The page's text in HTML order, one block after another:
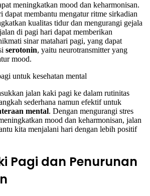
meningkatkan mood dan keharmonisan.
membantu mengatur ritme sirkadian
kualitas tidur dan mengurangi gejala
di pagi hari dapat memberikan
sinar matahari pagi, yang dapat
serotonin, yaitu neurotransmitter yang
mood.
jalan kaki pagi ke dalam rutinitas
sederhana namun efektif untuk
mental. Dengan mengurangi stres
mood dan keharmonisan, jalan
kita menjalani hari dengan lebih positif
Pagi dan Penurunan